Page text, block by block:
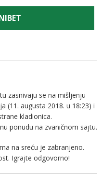
zasnivaju se na mišljenju
(11. augusta 2018. u 18:23) i
kladionica.
ponudu na zvaničnom sajtu.
na sreću je zabranjeno.
Igrajte odgovorno!